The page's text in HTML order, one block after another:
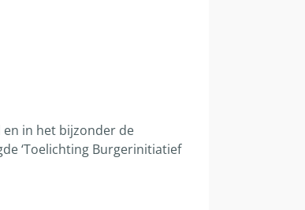
in het bijzonder de
‘Toelichting Burgerinitiatief